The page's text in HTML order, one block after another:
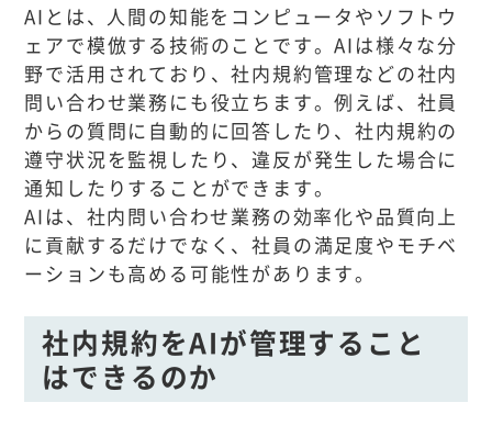
AIとは、人間の知能をコンピュータやソフトウ
ェアで模倣する技術のことです。AIは様々な分
野で活用されており、社内規約管理などの社内
問い合わせ業務にも役立ちます。例えば、社員
からの質問に自動的に回答したり、社内規約の
遵守状況を監視したり、違反が発生した場合に
通知したりすることができます。
AIは、社内問い合わせ業務の効率化や品質向上
に貢献するだけでなく、社員の満足度やモチベ
ーションも高める可能性があります。
社内規約をAIが管理すること
はできるのか